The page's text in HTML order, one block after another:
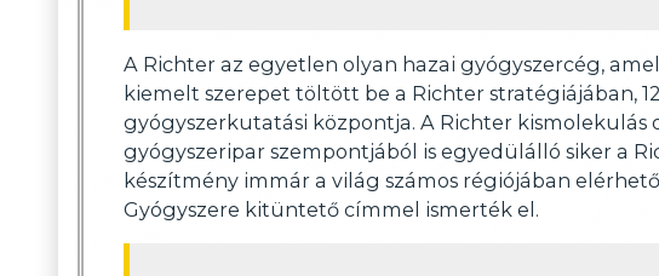
A Richter az egyetlen olyan hazai gyógyszercég,
kiemelt szerepet töltött be a Richter stratégiájában,
gyógyszerkutatási központja. A Richter
gyógyszeripar szempontjából is egyedülálló siker a
készítmény immár a világ számos régiójában
Gyógyszere kitüntető címmel ismerték el.